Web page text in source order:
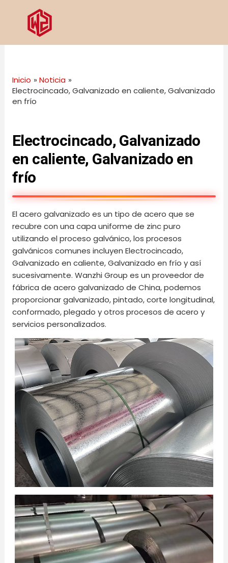
contenido
Inicio
Noticia
Electrocincado, Galvanizado en caliente, Galvanizado
en frío
Electrocincado, Galvanizado
en caliente, Galvanizado en
frío
El acero galvanizado es un tipo de acero que se
recubre con una capa uniforme de zinc puro
utilizando el proceso galvánico, los procesos
galvánicos comunes incluyen Electrocincado,
Galvanizado en caliente, Galvanizado en frío y así
sucesivamente. Wanzhi Group es un proveedor de
fábrica de acero galvanizado de China, podemos
proporcionar galvanizado, pintado, corte longitudinal,
conformado, plegado y otros procesos de acero y
servicios personalizados.
de
entradas